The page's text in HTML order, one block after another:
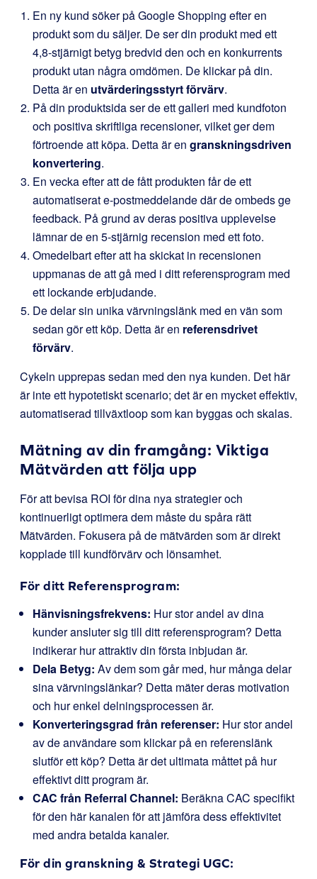
En ny kund söker på Google Shopping efter en
produkt som du säljer. De ser din produkt med ett
4,8-stjärnigt betyg bredvid den och en konkurrents
produkt utan några omdömen. De klickar på din.
Detta är en utvärderingsstyrt förvärv.
På din produktsida ser de ett galleri med kundfoton
och positiva skriftliga recensioner, vilket ger dem
förtroende att köpa. Detta är en granskningsdriven
konvertering.
En vecka efter att de fått produkten får de ett
automatiserat e-postmeddelande där de ombeds ge
feedback. På grund av deras positiva upplevelse
lämnar de en 5-stjärnig recension med ett foto.
Omedelbart efter att ha skickat in recensionen
uppmanas de att gå med i ditt referensprogram med
ett lockande erbjudande.
De delar sin unika värvningslänk med en vän som
sedan gör ett köp. Detta är en referensdrivet
förvärv.
Cykeln upprepas sedan med den nya kunden. Det här
är inte ett hypotetiskt scenario; det är en mycket effektiv,
automatiserad tillväxtloop som kan byggas och skalas.
Mätning av din framgång: Viktiga
Mätvärden att följa upp
För att bevisa ROI för dina nya strategier och
kontinuerligt optimera dem måste du spåra rätt
Mätvärden. Fokusera på de mätvärden som är direkt
kopplade till kundförvärv och lönsamhet.
För ditt Referensprogram:
Hänvisningsfrekvens: Hur stor andel av dina
kunder ansluter sig till ditt referensprogram? Detta
indikerar hur attraktiv din första inbjudan är.
Dela Betyg: Av dem som går med, hur många delar
sina värvningslänkar? Detta mäter deras motivation
och hur enkel delningsprocessen är.
Konverteringsgrad från referenser: Hur stor andel
av de användare som klickar på en referenslänk
slutför ett köp? Detta är det ultimata måttet på hur
effektivt ditt program är.
CAC från Referral Channel: Beräkna CAC specifikt
för den här kanalen för att jämföra dess effektivitet
med andra betalda kanaler.
För din granskning & Strategi UGC: